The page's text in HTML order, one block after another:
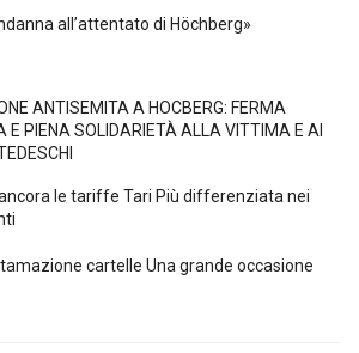
all’attentato di Höchberg»
ANTISEMITA A HÖCBERG: FERMA
E PIENA SOLIDARIETÀ ALLA VITTIMA E AI
le tariffe Tari Più differenziata nei
cartelle Una grande occasione